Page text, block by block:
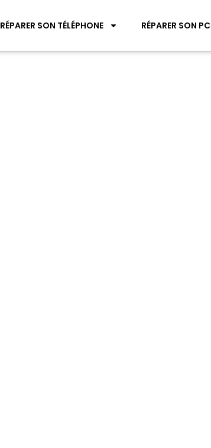
RÉPARER SON TÉLÉPHONE RÉPARER SON PC